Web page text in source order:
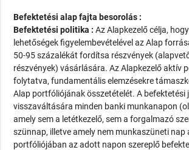
Befektetési alap fajta besorolás :
Befektetési politika :Az Alapkezelő célja,
lehetőségek figyelembevételével az Alap
50-95 százalékát fordítsa részvények
részvények) vásárlására. Az Alapkezelő aktív
folytatva, fundamentális elemzésekre
Alap portfóliójának összetételét. A befektetési
visszaváltására minden banki munkanapon
amely sem a letétkezelő, sem a forgalmazó
szünnap, illetve amely nem munkaszüneti nap
portfóliójában az adott napon szereplő